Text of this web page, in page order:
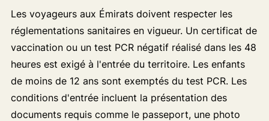
Les voyageurs aux Émirats doivent respecter les
réglementations sanitaires en vigueur. Un certificat de
vaccination ou un test PCR négatif réalisé dans les 48
heures est exigé à l'entrée du territoire. Les enfants
de moins de 12 ans sont exemptés du test PCR. Les
conditions d'entrée incluent la présentation des
documents requis comme le passeport, une photo